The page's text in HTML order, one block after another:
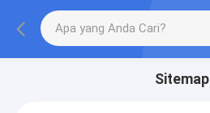
Sitemap